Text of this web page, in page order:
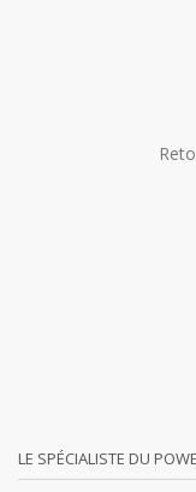
LE SPÉCIALISTE DU